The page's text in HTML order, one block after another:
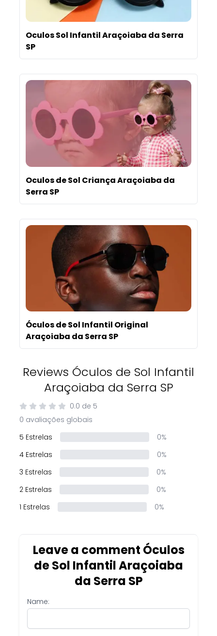
Oculos Sol Infantil Araçoiaba da Serra
SP
Oculos de Sol Criança Araçoiaba da
Serra SP
Óculos de Sol Infantil Original
Araçoiaba da Serra SP
Reviews Óculos de Sol Infantil
Araçoiaba da Serra SP
0.0 de 5
0 avaliações globais
5 Estrelas
0%
4 Estrelas
0%
3 Estrelas
0%
2 Estrelas
0%
1 Estrelas
0%
Leave a comment Óculos
de Sol Infantil Araçoiaba
da Serra SP
Name: